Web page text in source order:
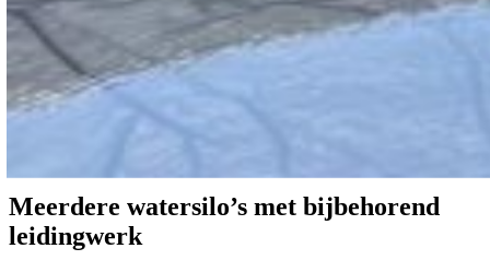
Meerdere watersilo’s met bijbehorend
leidingwerk